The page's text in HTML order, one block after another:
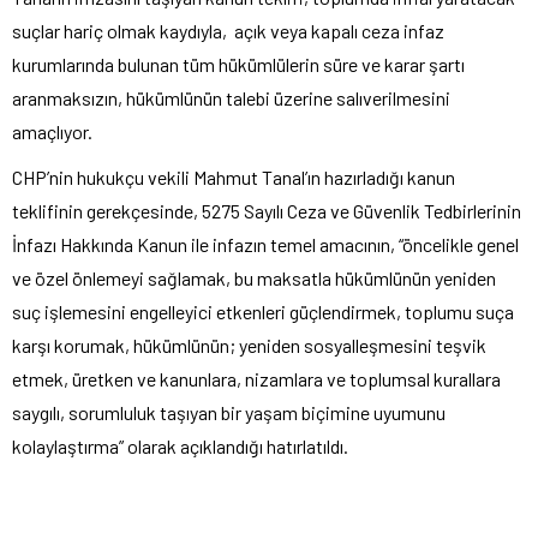
suçlar hariç olmak kaydıyla, açık veya kapalı ceza infaz
kurumlarında bulunan tüm hükümlülerin süre ve karar şartı
aranmaksızın, hükümlünün talebi üzerine salıverilmesini
amaçlıyor.
CHP’nin hukukçu vekili Mahmut Tanal’ın hazırladığı kanun
teklifinin gerekçesinde, 5275 Sayılı Ceza ve Güvenlik Tedbirlerinin
İnfazı Hakkında Kanun ile infazın temel amacının, “öncelikle genel
ve özel önlemeyi sağlamak, bu maksatla hükümlünün yeniden
suç işlemesini engelleyici etkenleri güçlendirmek, toplumu suça
karşı korumak, hükümlünün; yeniden sosyalleşmesini teşvik
etmek, üretken ve kanunlara, nizamlara ve toplumsal kurallara
saygılı, sorumluluk taşıyan bir yaşam biçimine uyumunu
kolaylaştırma” olarak açıklandığı hatırlatıldı.